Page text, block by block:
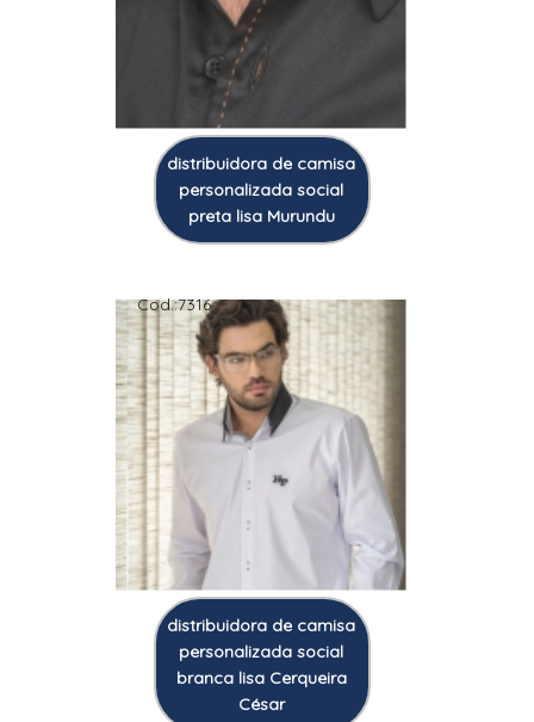
distribuidora de camisa
personalizada social
preta lisa Murundu
Cod.:7316
distribuidora de camisa
personalizada social
branca lisa Cerqueira
César